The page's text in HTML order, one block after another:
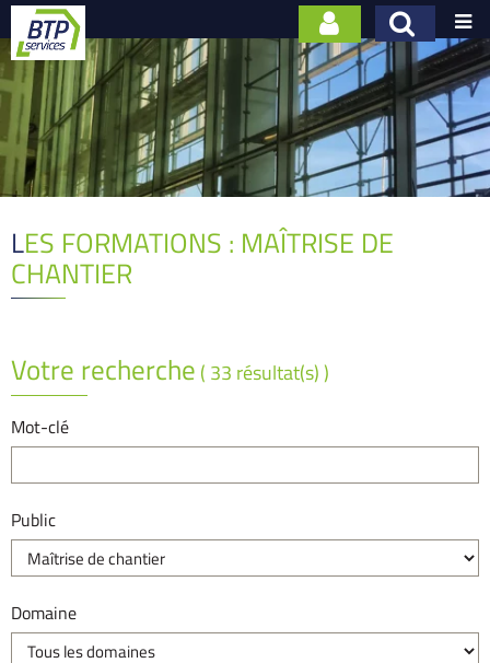

LES FORMATIONS : MAÎTRISE DE
CHANTIER
Votre recherche ( 33 résultat(s) )
Mot-clé
Public
Domaine